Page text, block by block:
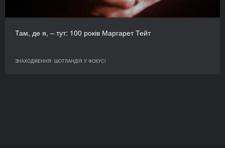
Там, де я, – тут: 100 років Маргарет Тейт
ЗНАХОДЖЕННЯ: ШОТЛАНДІЯ У ФОКУСІ